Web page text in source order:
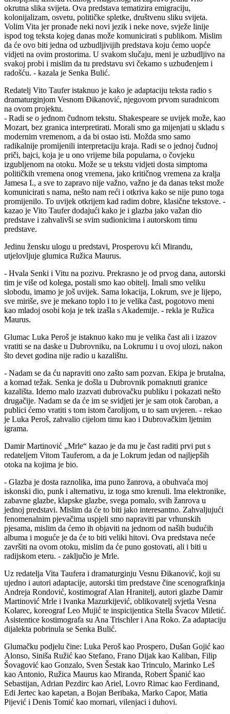
okrutna slika svijeta. Ova predstava tematizira emigraciju,
kolonijalizam, osvetu, političke spletke, društvenu sliku svijeta.
Volim Vita jer pronađe neki novi jezik i neke nove, svježe linije
ispod tog teksta kojeg danas može komunicirati s publikom. Mislim
da će ovo biti jedna od uzbudljivijih predstava koju ćemo uopće
vidjeti na ovim prostorima. U svakom slučaju, meni je uzbudljivo na
svakoj probi i mislim da tu predstavu svi čekamo s uzbuđenjem i
radošću. - kazala je Senka Bulić.
Redatelj Vito Taufer istaknuo je kako je adaptaciju teksta radio s
dramaturginjom Vesnom Đikanović, njegovom prvom suradnicom
na ovom projektu.
- Radi se o jednom čudnom tekstu. Shakespeare se uvijek može, kao
Mozart, bez granica interpretirati. Morali smo ga mijenjati u skladu s
modernim vremenom, a da bi ostao isti. Možda smo samo
radikalnije promijenili interpretaciju kraja. Radi se o jednoj čudnoj
priči, bajci, koja je u ono vrijeme bila popularna, o čovjeku
izgubljenom na otoku. Može se u tekstu vidjeti dosta simptoma
političkih vremena onog vremena, jako kritičnog vremena za kralja
Jamesa I., a sve to zapravo nije važno, važno je da danas tekst može
komunicirati s nama, nešto nam reći i otkriva kako se nije puno toga
promijenilo. To uvijek otkrijem kad radim dobre, klasične tekstove. -
kazao je Vito Taufer dodajući kako je i glazba jako važan dio
predstave i zahvalivši se svim sudionicima i autorskom timu
predstave.
Jedinu žensku ulogu u predstavi, Prosperovu kći Mirandu,
utjelovljuje glumica Ružica Maurus.
- Hvala Senki i Vitu na pozivu. Prekrasno je od prvog dana, autorski
tim je više od kolega, postali smo kao obitelj. Imali smo veliku
slobodu, imamo je još uvijek. Sama lokacija, Lokrum, sve je lijepo,
sve miriše, sve je mekano toplo i to je velika čast, pogotovo meni
kao mladoj osobi koja je tek izašla s Akademije. - rekla je Ružica
Maurus.
Glumac Luka Peroš je istaknuo kako mu je velika čast ali i izazov
vratiti se na daske u Dubrovniku, na Lokrumu i u ovoj ulozi, nakon
što devet godina nije radio u kazalištu.
- Nadam se da ću napraviti ono zašto sam pozvan. Ekipa je brutalna,
a komad težak. Senka je došla u Dubrovnik pomaknuti granice
kazališta. Idemo malo izazvati dubrovačku publiku i pokazati nešto
drugačije. Nadam se da će im se svidjeti jer je sam otok čaroban, a
publici ćemo vratiti s tom istom čarolijom, u to sam uvjeren. - rekao
je Luka Peroš, zahvalio cijelom timu kao i Dubrovačkim ljetnim
igrama.
Damir Martinović „Mrle“ kazao je da mu je čast raditi prvi put s
redateljem Vitom Tauferom, a da je Lokrum jedan od najljepših
otoka na kojima je bio.
- Glazba je dosta raznolika, ima puno žanrova, a obuhvaća moj
iskonski dio, punk i alternativu, iz toga smo krenuli. Ima elektronike,
zabavne glazbe, klapske glazbe, svega pomalo, svih žanrova u
jednoj predstavi. Mislim da će to biti jako interesantno. Zahvaljujući
fenomenalnim pjevačima uspjeli smo napraviti par vrhunskih
pjesama, mislim da ćemo ih objaviti na jednom od naših budućih
albuma i moguće je da će to biti veliki hitovi. Ova predstava neće
završiti na ovom otoku, mislim da će puno gostovati, ali i biti u
radijskom eteru. - zaključio je Mrle.
Uz redatelja Vita Taufera i dramaturginju Vesnu Đikanović, koji su
ujedno i autori adaptacije, autorski tim predstave čine scenografkinja
Andreja Rondović, kostimograf Alan Hranitelj, autori glazbe Damir
Martinović Mrle i Ivanka Mazurkijević, oblikovatelj svjetla Vesna
Kolarec, koreograf Leo Mujić te inspicijentica Stella Švacov Miletić.
Asistentice kostimografa su Ana Trischler i Ana Roko. Za adaptaciju
dijalekta pobrinula se Senka Bulić.
Glumačku podjelu čine: Luka Peroš kao Prospero, Dušan Gojić kao
Alonso, Siniša Ružić kao Stefano, Frano Dijak kao Kaliban, Filip
Šovagović kao Gonzalo, Sven Šestak kao Trinculo, Marinko Leš
kao Antonio, Ružica Maurus kao Miranda, Robert Španić kao
Sebastijan, Adrian Pezdirc kao Ariel, Lovro Rimac kao Ferdinand,
Edi Jertec kao kapetan, a Bojan Beribaka, Marko Capor, Matia
Pijević i Denis Tomić kao mornari, vilenjaci i duhovi.